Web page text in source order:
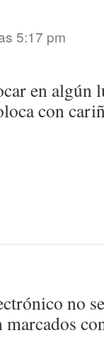
5:17 pm
en algún
con
no
marcados